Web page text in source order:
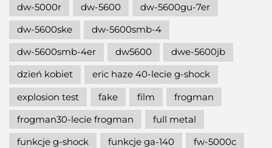
dw-5000r
dw-5600
dw-5600gu-7er
dw-5600ske
dw-5600smb-4
dw-5600smb-4er
dw5600
dwe-5600jb
dzień kobiet
eric haze 40-lecie g-shock
explosion test
fake film
frogman
frogman30-lecie frogman
full metal
funkcje g-shock
funkcje ga-140
fw-5000c